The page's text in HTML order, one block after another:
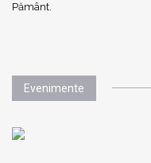
Pământ.
Evenimente